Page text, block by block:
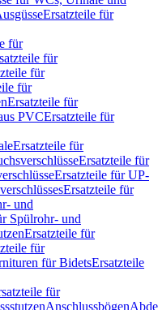
Ersatzteile für
für
für
für
für
Ersatzteile für
PVCErsatzteile für
Ersatzteile für
Ersatzteile für
Ersatzteile für UP-
Ersatzteile für
und
Spülrohr- und
Ersatzteile für
für
für BidetsErsatzteile
für
Anschlussbögen